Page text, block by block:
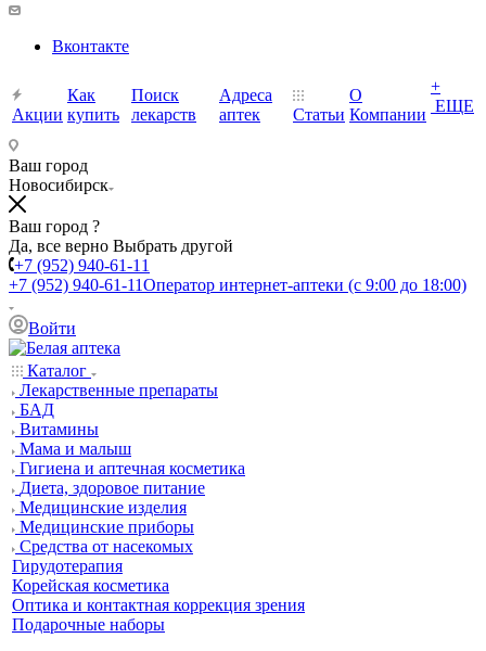
Вконтакте
Акции
Как
купить
Поиск
лекарств
Адреса
аптек
Статьи
О
Компании
+
ЕЩЕ
Ваш город
Новосибирск
Ваш город ?
Да, все верно Выбрать другой
+7 (952) 940-61-11
+7 (952) 940-61-11Оператор интернет-аптеки (с 9:00 до 18:00)
Войти
Каталог
Лекарственные препараты
БАД
Витамины
Мама и малыш
Гигиена и аптечная косметика
Диета, здоровое питание
Медицинские изделия
Медицинские приборы
Средства от насекомых
Гирудотерапия
Корейская косметика
Оптика и контактная коррекция зрения
Подарочные наборы